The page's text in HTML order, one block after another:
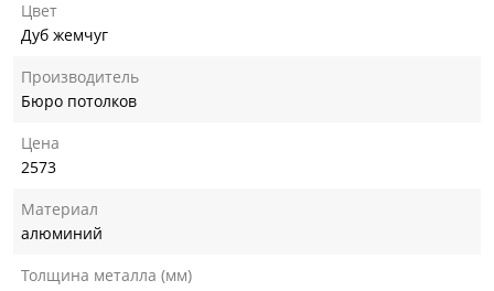
Цвет
Дуб жемчуг
Производитель
Бюро потолков
Цена
2573
Материал
алюминий
Толщина металла (мм)